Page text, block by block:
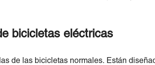
bicicletas eléctricas
de las bicicletas normales. Están